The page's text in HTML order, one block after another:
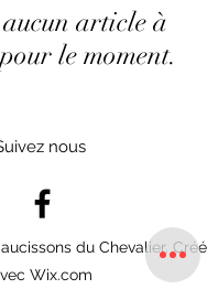
article à
le moment.
nous
du Chevalier. Créé
Wix.com